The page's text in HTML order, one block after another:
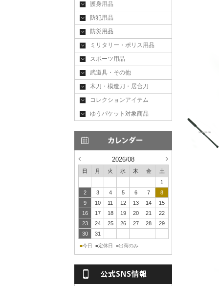
護身用品
防犯用品
防災用品
ミリタリー・ポリス用品
スポーツ用品
武道具・その他
木刀・模造刀・居合刀
コレクションアイテム
ゆうパケット対象商品
2026/08
日 月 火 水 木 金
土
1
2
3 4 5 6 7
8
9
10 11 12 13 14
15
16
17 18 19 20 21
22
23
24 25 26 27 28
29
30
31
■今日 ■定休日 ■出荷のみ